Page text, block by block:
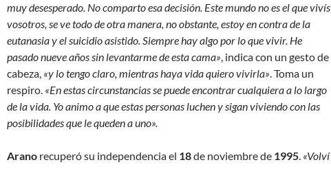
muy desesperado. No comparto esa decisión. Este mundo no es el que vivís
vosotros, se ve todo de otra manera, no obstante, estoy en contra de la
eutanasia y el suicidio asistido. Siempre hay algo por lo que vivir. He
pasado nueve años sin levantarme de esta cama», indica con un gesto de
cabeza, «y lo tengo claro, mientras haya vida quiero vivirla». Toma un
respiro. «En estas circunstancias se puede encontrar cualquiera a lo largo
de la vida. Yo animo a que estas personas luchen y sigan viviendo con las
posibilidades que le queden a uno».
Arano recuperó su independencia el 18de noviembre de 1995. «Volví